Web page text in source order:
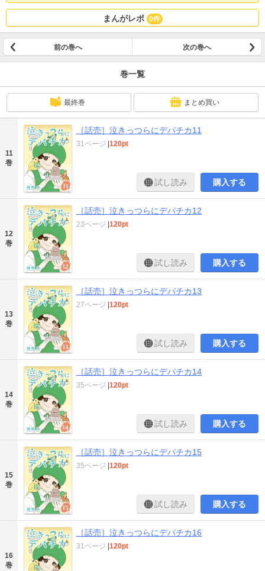
まんがレポ 0件
前の巻へ 次の巻へ
巻一覧
最終巻 まとめ買い
11
巻
［話売］泣きっつらにデパチカ11
31ページ |120pt
試し読み 購入する
12
巻
［話売］泣きっつらにデパチカ12
23ページ |120pt
試し読み 購入する
13
巻
［話売］泣きっつらにデパチカ13
27ページ |120pt
試し読み 購入する
14
巻
［話売］泣きっつらにデパチカ14
35ページ |120pt
試し読み 購入する
15
巻
［話売］泣きっつらにデパチカ15
35ページ |120pt
試し読み 購入する
16
巻
［話売］泣きっつらにデパチカ16
31ページ |120pt